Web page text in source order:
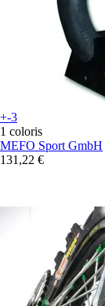
+-3
1 coloris
MEFO Sport GmbH
131,22 €